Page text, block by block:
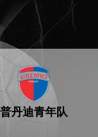
普丹迪青年队